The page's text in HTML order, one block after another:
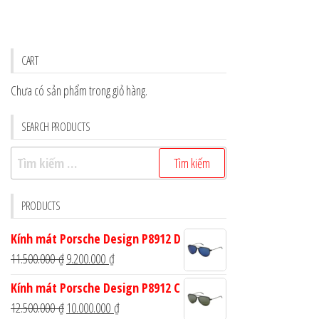
CART
Chưa có sản phẩm trong giỏ hàng.
SEARCH PRODUCTS
Tìm
kiếm
cho:
PRODUCTS
Kính mát Porsche Design P8912 D
11.500.000₫Giá
là:
9.200.000 ₫Giá
tại
Kính mát Porsche Design P8912 C
12.500.000₫ Giá
10.000.000 ₫Giá